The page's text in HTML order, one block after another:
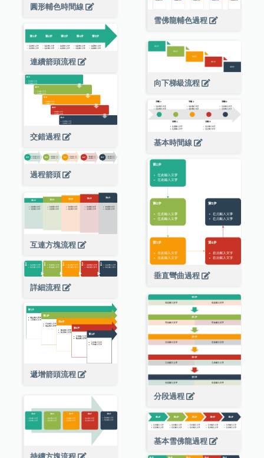
圓形輔色時間線
雪佛龍輔色過程
連續箭頭流程
向下梯級流程
交錯過程
基本時間線
過程箭頭
垂直彎曲過程
互連方塊流程
詳細流程
分段過程
遞增箭頭流程
基本雪佛龍過程